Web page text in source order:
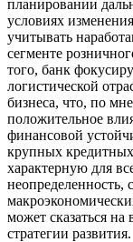
планировании
условиях
учитывать
сегменте
того, банк
логистической
бизнеса, что, по
положительное
финансовой
крупных кредитных
характерную для
неопределенность,
может сказаться
стратегии развития.